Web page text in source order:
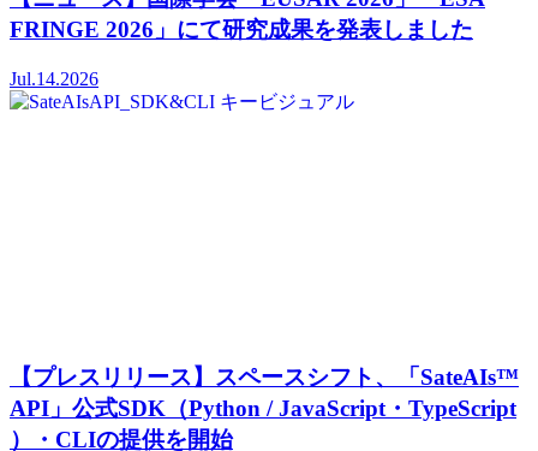
FRINGE 2026」にて研究成果を発表しました
Jul.14.2026
【プレスリリース】スペースシフト、「SateAIs™
API」公式SDK（Python / JavaScript・TypeScript
）・CLIの提供を開始